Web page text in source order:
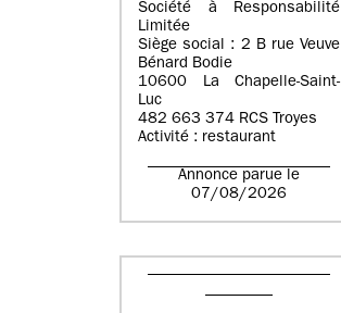
Société à Responsabilité
Limitée
Siège social : 2 B rue Veuve
Bénard Bodie
10600 La Chapelle-Saint-
Luc
482 663 374 RCS Troyes
Activité : restaurant
Annonce parue le
07/08/2026